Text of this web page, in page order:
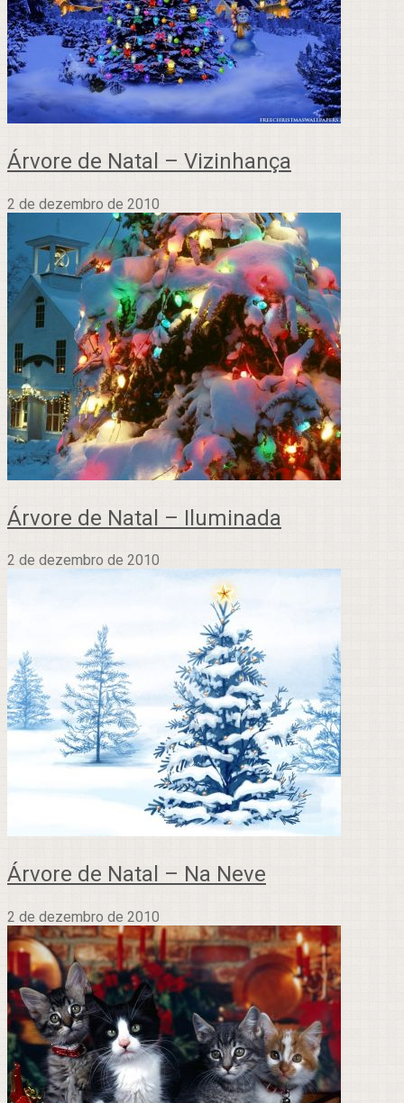
Árvore de Natal – Vizinhança
2 de dezembro de 2010
Árvore de Natal – Iluminada
2 de dezembro de 2010
Árvore de Natal – Na Neve
2 de dezembro de 2010